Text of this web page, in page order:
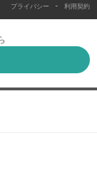
プライバシー - 利用契約